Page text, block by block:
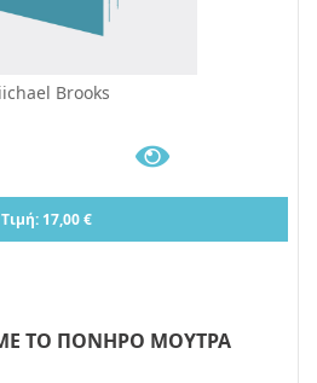
Brooks
Τιμή: 17,00 €
ΤΟ ΠΟΝΗΡΟ ΜΟΥΤΡΑ